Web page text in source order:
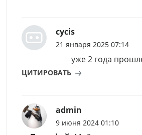
cycis
21 января 2025 07:14
уже 2 года
ЦИТИРОВАТЬ
admin
9 июня 2024 01:10